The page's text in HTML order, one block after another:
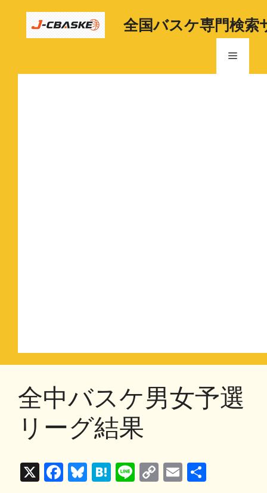
全国バスケ専門検索
メ
全中バスケ男女予選
リーグ結果
X
F
Bl H
Li C
E